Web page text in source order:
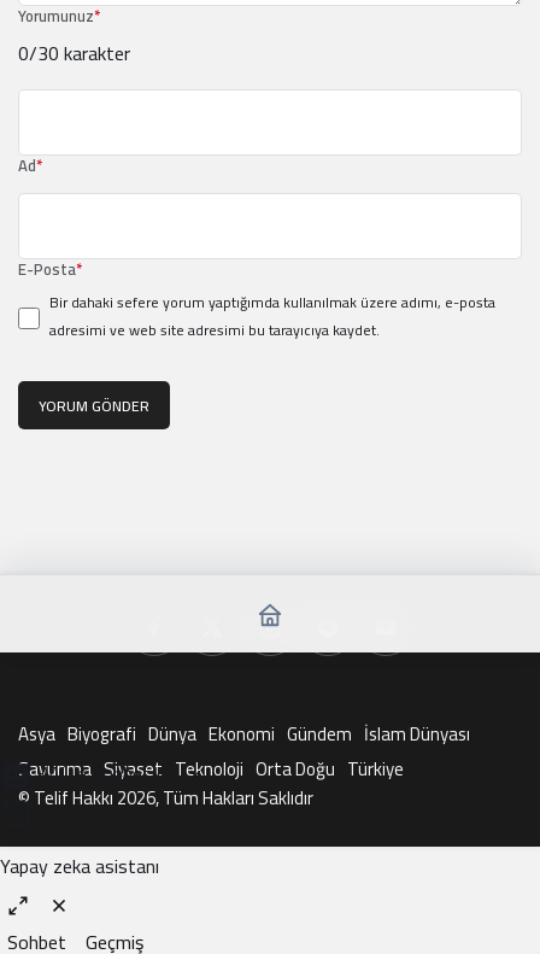
Yorumunuz*
0/30 karakter
Ad*
E-Posta*
Bir dahaki sefere yorum yaptığımda kullanılmak üzere adımı, e-posta
adresimi ve web site adresimi bu tarayıcıya kaydet.
YORUM GÖNDER
Asya Biyografi Dünya Ekonomi Gündem İslam Dünyası
Savunma Siyaset Teknoloji Orta Doğu Türkiye
© Telif Hakkı 2026, Tüm Hakları Saklıdır
KAI ile Sohbet Et
Yapay zeka asistanı
Sohbet Geçmiş